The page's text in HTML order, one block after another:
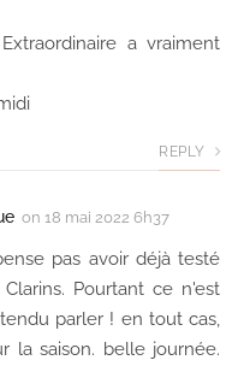
a vraiment
REPLY
on 18 mai 2022 6h37
pas avoir déjà testé
Pourtant ce n'est
parler ! en tout cas,
la saison. belle journée.